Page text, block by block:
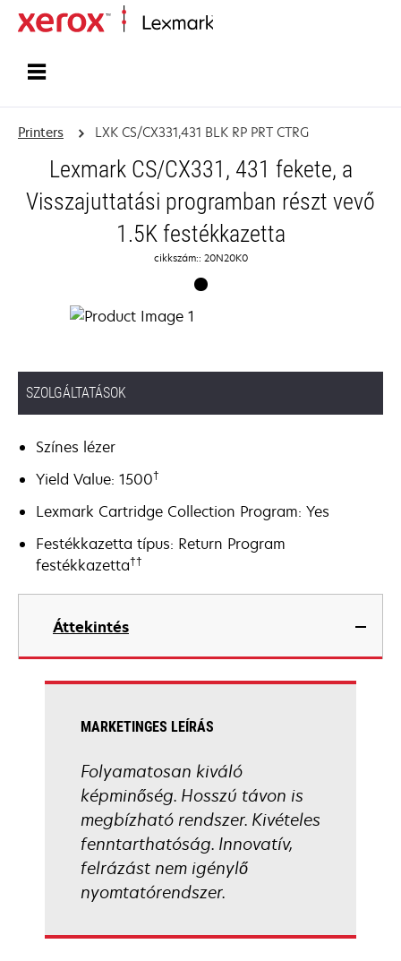
Printers LXK CS/CX331,431 BLK RP PRT CTRG
Lexmark CS/CX331, 431 fekete, a
Visszajuttatási programban részt vevő
1.5K festékkazetta
cikkszám:: 20N20K0
SZOLGÁLTATÁSOK
Színes lézer
Yield Value: 1500†
Lexmark Cartridge Collection Program: Yes
Festékkazetta típus: Return Program
festékkazetta††
Áttekintés
MARKETINGES LEÍRÁS
Folyamatosan kiváló
képminőség. Hosszú távon is
megbízható rendszer. Kivételes
fenntarthatóság. Innovatív,
felrázást nem igénylő
nyomtatórendszer.